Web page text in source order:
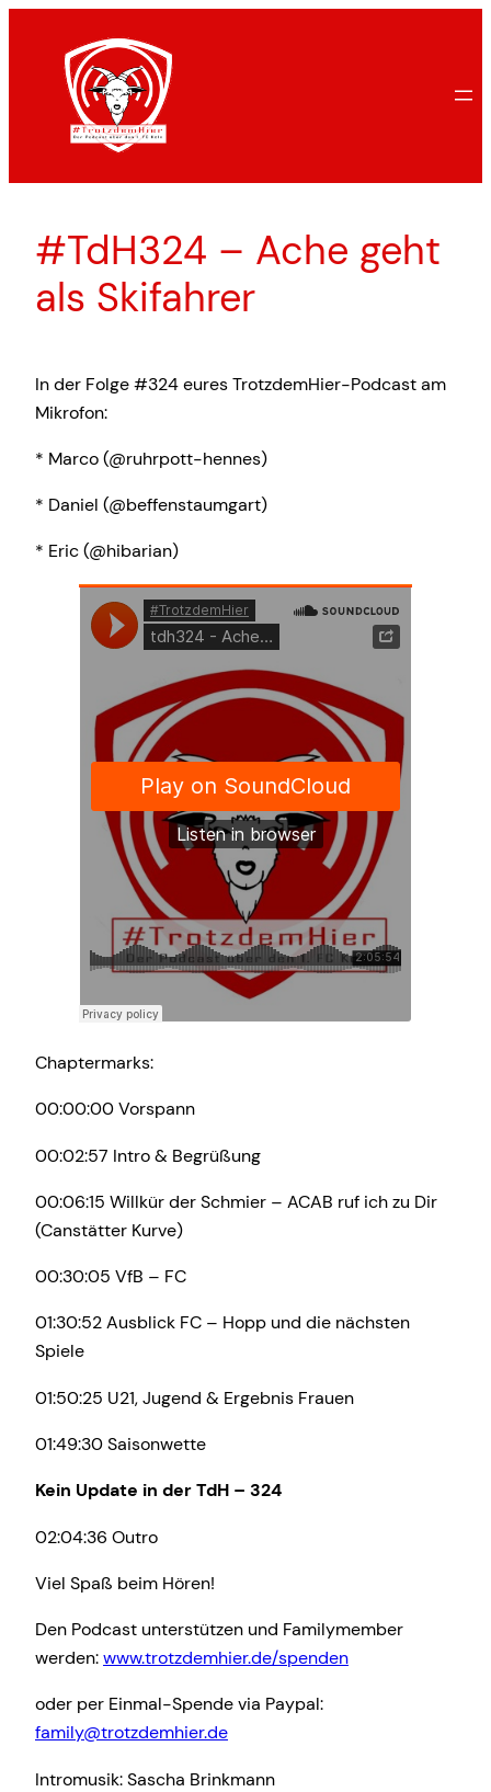
springen
#TdH324 – Ache geht
als Skifahrer
In der Folge #324 eures TrotzdemHier-Podcast am
Mikrofon:
* Marco (@ruhrpott-hennes)
* Daniel (@beffenstaumgart)
* Eric (@hibarian)
Chaptermarks:
00:00:00 Vorspann
00:02:57 Intro & Begrüßung
00:06:15 Willkür der Schmier – ACAB ruf ich zu Dir
(Canstätter Kurve)
00:30:05 VfB – FC
01:30:52 Ausblick FC – Hopp und die nächsten
Spiele
01:50:25 U21, Jugend & Ergebnis Frauen
01:49:30 Saisonwette
Kein Update in der TdH – 324
02:04:36 Outro
Viel Spaß beim Hören!
Den Podcast unterstützen und Familymember
werden:www.trotzdemhier.de/spenden
oder per Einmal-Spende via Paypal:
family@trotzdemhier.de
Intromusik: Sascha Brinkmann